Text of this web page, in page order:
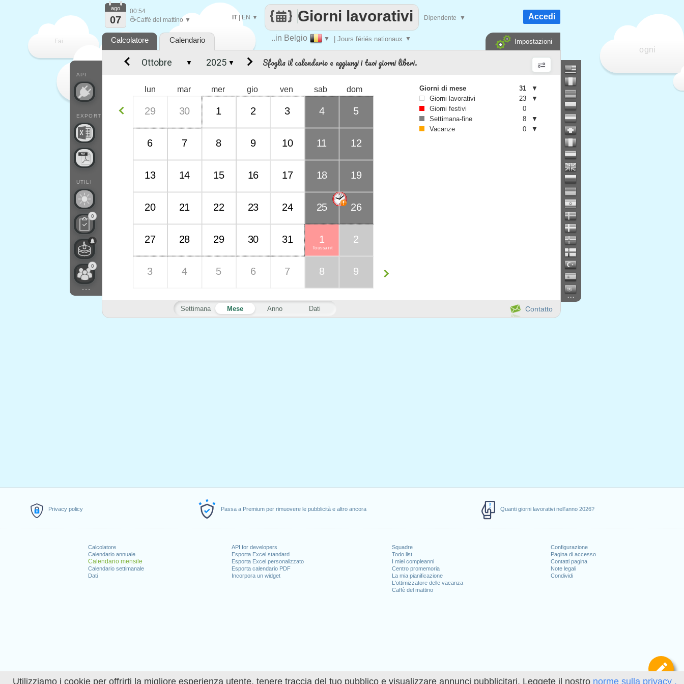
Utilizziamo i cookie per offrirti la migliore esperienza utente, tenere traccia del tuo pubblico e visualizzare annunci pubblicitari. Leggete il nostro norme sulla privacy .
Privacy policy Passa a Premium per rimuovere le pubblicità e altro ancora Quanti giorni lavorativi nell'anno 2026?
Calcolatore
Calendario annuale
Calendario mensile
Calendario settimanale
Dati
API for developers
Esporta Excel standard
Esporta Excel personalizzato
Esporta calendario PDF
Incorpora un widget
Squadre
Todo list
I miei compleanni
Centro promemoria
La mia pianificazione
L'ottimizzatore delle vacanza
Caffè del mattino
Configurazione
Pagina di accesso
Contatti pagina
Note legali
Condividi
Fai
ogni
..in Belgio ▼ | Jours fériés nationaux ▼
Giorni lavorativi
IT|EN ▼ Dipendente ▼
API
EXPORT
UTILI
0
0
...
ago
07
00:54
☕Caffè del mattino ▼ Accedi
Calcolatore Calendario Impostazioni
...
Contatto
Sfoglia il calendario e aggiungi i tuoi giorni liberi.
Settimana Mese Anno Dati
lun mar mer gio ven sab dom
29 30 1 2 3 4 5
6 7 8 9 10 11 12
13 14 15 16 17 18 19
20 21 22 23 24 25 26
27 28 29 30 31
Toussaint
1 2
3 4 5 6 7 8 9
▼ ▼
Giorni di mese 31
▼
Giorni lavorativi
23
▼
Giorni festivi
0
Settimana-fine
8
▼
Vacanze
0 ▼